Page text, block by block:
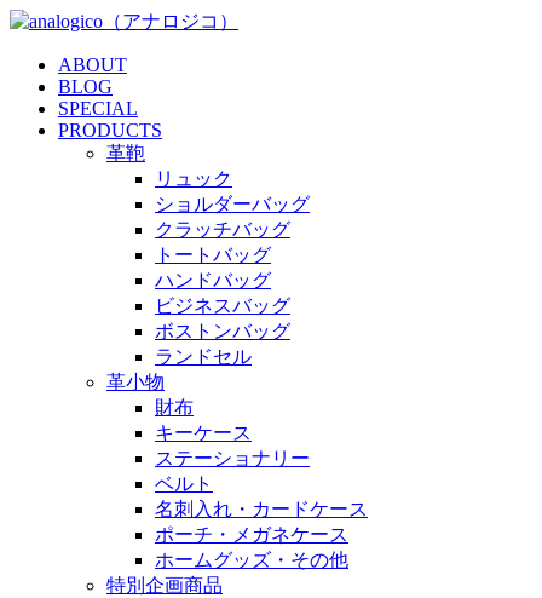
ABOUT
BLOG
SPECIAL
PRODUCTS
革鞄
リュック
ショルダーバッグ
クラッチバッグ
トートバッグ
ハンドバッグ
ビジネスバッグ
ボストンバッグ
ランドセル
革小物
財布
キーケース
ステーショナリー
ベルト
名刺入れ・カードケース
ポーチ・メガネケース
ホームグッズ・その他
特別企画商品